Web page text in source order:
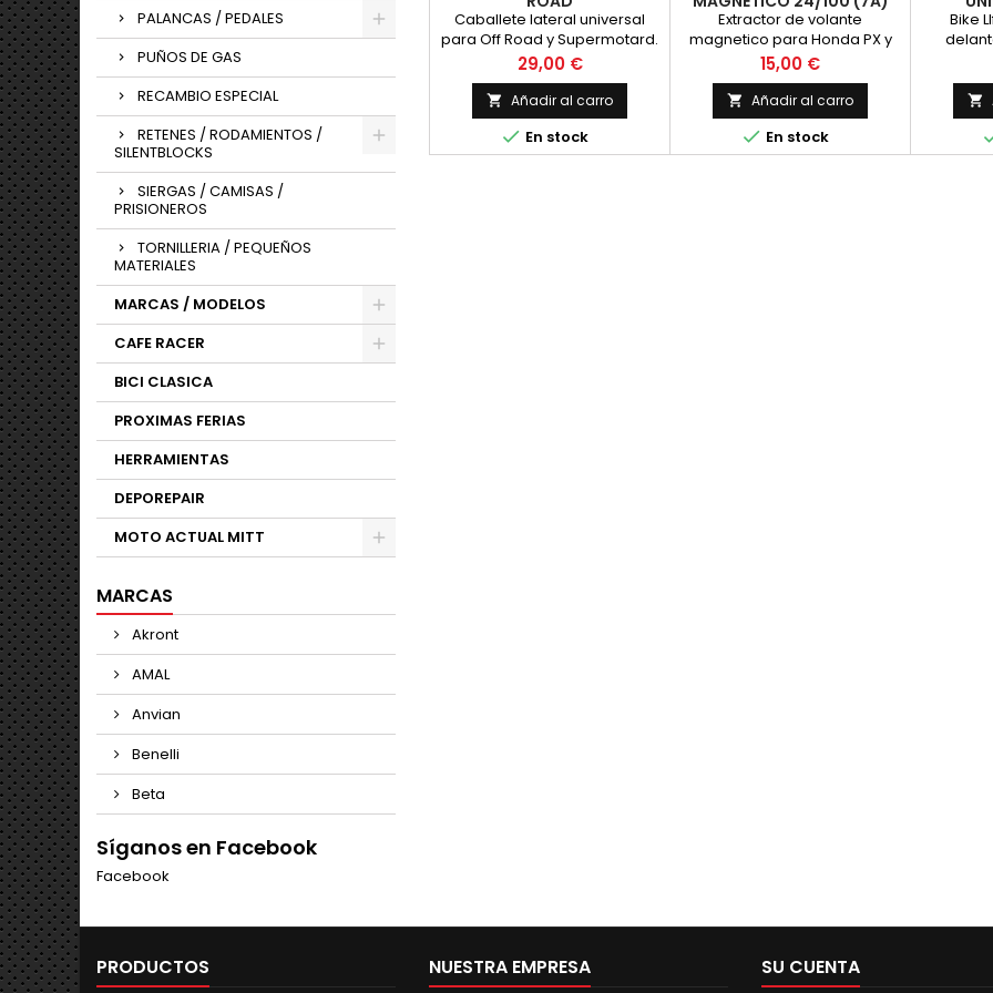
PALANCAS / PEDALES
PUÑOS DE GAS
RECAMBIO ESPECIAL
RETENES / RODAMIENTOS /
SILENTBLOCKS
SIERGAS / CAMISAS /
PRISIONEROS
TORNILLERIA / PEQUEÑOS
MATERIALES
MARCAS / MODELOS
CAFE RACER
BICI CLASICA
PROXIMAS FERIAS
HERRAMIENTAS
DEPOREPAIR
MOTO ACTUAL MITT
MARCAS
Akront
AMAL
Anvian
Benelli
Beta
Caballete lateral universal
para Off Road y Supermotard.
Suministrado con 3 pernos
distintos para
Precio
29,00 €
 Añadir al carro
 En stock
Extractor de volante
magnetico para Honda PX y
Vision 50, Mobilette AV-60,
Peugeot ST y Bieletas
Precio
15,00 €
 Añadir al carro
 En stock
Bike

Síganos en Facebook
Facebook
PRODUCTOS NUESTRA EMPRESA SU CUENTA